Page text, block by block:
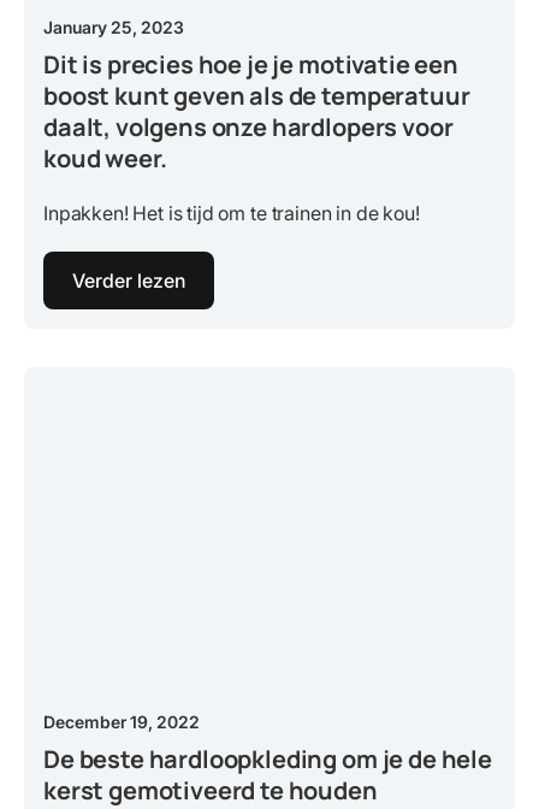
January 25, 2023
Dit is precies hoe je je motivatie een
boost kunt geven als de temperatuur
daalt, volgens onze hardlopers voor
koud weer.
Inpakken! Het is tijd om te trainen in de kou!
Verder lezen
December 19, 2022
De beste hardloopkleding om je de hele
kerst gemotiveerd te houden